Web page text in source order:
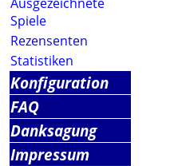
Spiele
Rezensenten
Statistiken
Konfiguration
FAQ
Danksagung
Impressum